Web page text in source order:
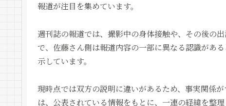
報道が注目を集めています。
週刊誌の報道では、撮影中の身体接触や、その後の
で、佐藤さん側は報道内容の一部に異なる認識があ
示しています。
現時点では双方の説明に違いがあるため、事実関係
は、公表されている情報をもとに、一連の経緯を整理